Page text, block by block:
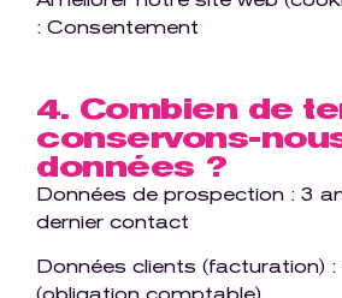
: Consentement
4. Combien de
conservons-
données ?
Données de prospection : 3
dernier contact
Données clients (facturation) :